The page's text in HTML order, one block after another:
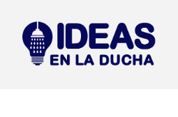
content